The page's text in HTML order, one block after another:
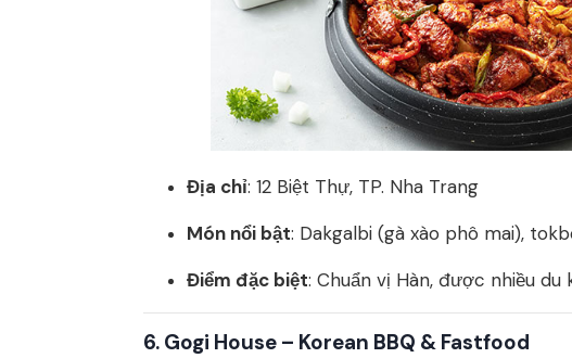
Địa chỉ: 12 Biệt Thự, TP. Nha Trang
Món nổi bật: Dakgalbi (gà xào phô mai),
Điểm đặc biệt: Chuẩn vị Hàn, được nhiều du
6. Gogi House – Korean BBQ & Fastfood